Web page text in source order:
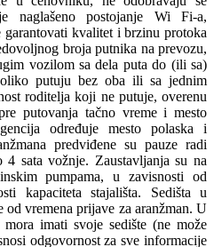
naglašeno postojanje Wi Fi-a,
garantovati kvalitet i brzinu protoka
broja putnika na prevozu,
vozilom sa dela puta do (ili sa)
putuju bez oba ili sa jednim
roditelja koji ne putuje, overenu
putovanja tačno vreme i mesto
određuje mesto polaska i
predviđene su pauze radi
sata vožnje. Zaustavljanja su na
pumpama, u zavisnosti od
kapaciteta stajališta. Sedišta u
od vremena prijave za aranžman. U
imati svoje sedište (ne može
odgovornost za sve informacije